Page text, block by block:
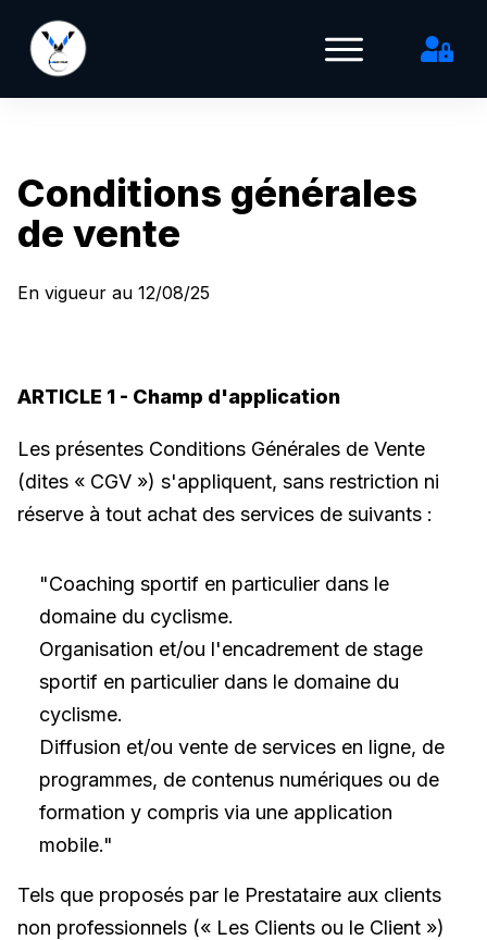
Conditions générales
de vente
En vigueur au 12/08/25
ARTICLE 1 - Champ d'application
Les présentes Conditions Générales de Vente
(dites « CGV ») s'appliquent, sans restriction ni
réserve à tout achat des services de suivants :
"Coaching sportif en particulier dans le
domaine du cyclisme.
Organisation et/ou l'encadrement de stage
sportif en particulier dans le domaine du
cyclisme.
Diffusion et/ou vente de services en ligne, de
programmes, de contenus numériques ou de
formation y compris via une application
mobile. "
Tels que proposés par le Prestataire aux clients
non professionnels (« Les Clients ou le Client »)